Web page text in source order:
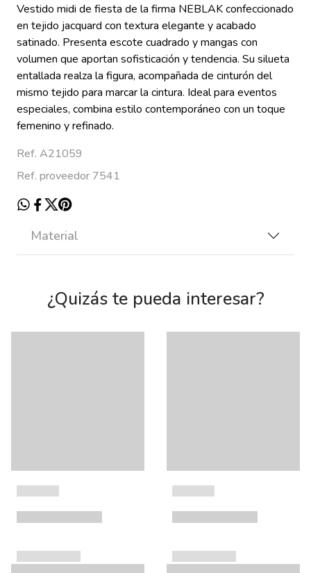
Vestido midi de fiesta de la firma NEBLAK confeccionado
en tejido jacquard con textura elegante y acabado
satinado. Presenta escote cuadrado y mangas con
volumen que aportan sofisticación y tendencia. Su silueta
entallada realza la figura, acompañada de cinturón del
mismo tejido para marcar la cintura. Ideal para eventos
especiales, combina estilo contemporáneo con un toque
femenino y refinado.
Ref. A21059
Ref. proveedor 7541
Material
¿Quizás te pueda interesar?